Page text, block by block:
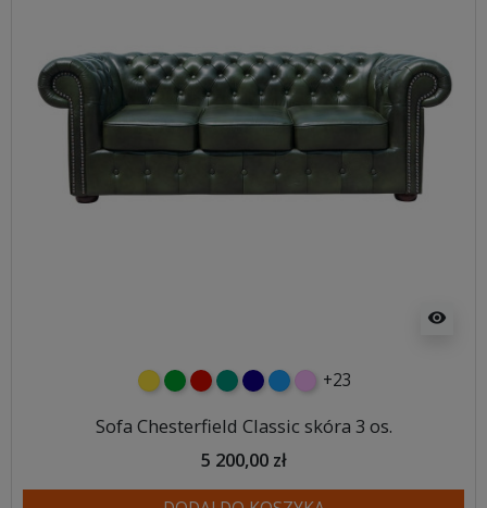
visibility
żółtyzielonyczerwony
turkusowy
granatowy
niebieski
różowy
+23
Sofa Chesterfield Classic skóra 3 os.
5 200,00 zł